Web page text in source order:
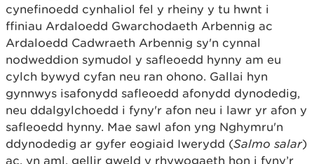
cynefinoedd cynhaliol fel y rheiny y tu hwnt i
ffiniau Ardaloedd Gwarchodaeth Arbennig ac
Ardaloedd Cadwraeth Arbennig sy'n cynnal
nodweddion symudol y safleoedd hynny am eu
cylch bywyd cyfan neu ran ohono. Gallai hyn
gynnwys isafonydd safleoedd afonydd dynodedig,
neu ddalgylchoedd i fyny'r afon neu i lawr yr afon y
safleoedd hynny. Mae sawl afon yng Nghymru'n
ddynodedig ar gyfer eogiaid Iwerydd (Salmo salar)
ac, yn aml, gellir gweld y rhywogaeth hon i fyny’r